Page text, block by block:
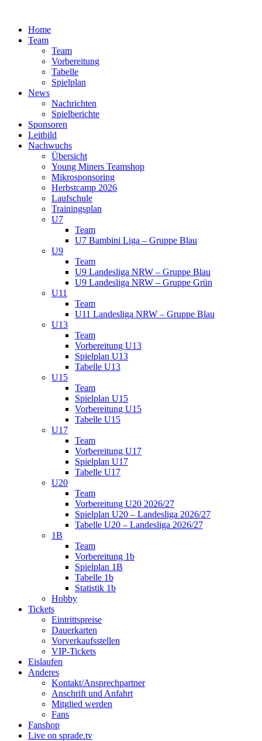
springenHome
Team
Team
Vorbereitung
Tabelle
Spielplan
News
Nachrichten
Spielberichte
Sponsoren
Leitbild
Nachwuchs
Übersicht
Young Miners Teamshop
Mikrosponsoring
Herbstcamp 2026
Laufschule
Trainingsplan
U7
Team
U7 Bambini Liga – Gruppe Blau
U9
Team
U9 Landesliga NRW – Gruppe Blau
U9 Landesliga NRW – Gruppe Grün
U11
Team
U11 Landesliga NRW – Gruppe Blau
U13
Team
Vorbereitung U13
Spielplan U13
Tabelle U13
U15
Team
Spielplan U15
Vorbereitung U15
Tabelle U15
U17
Team
Vorbereitung U17
Spielplan U17
Tabelle U17
U20
Team
Vorbereitung U20 2026/27
Spielplan U20 – Landesliga 2026/27
Tabelle U20 – Landesliga 2026/27
1B
Team
Vorbereitung 1b
Spielplan 1B
Tabelle 1b
Statistik 1b
Hobby
Tickets
Eintrittspreise
Dauerkarten
Vorverkaufsstellen
VIP-Tickets
Eislaufen
Anderes
Kontakt/Ansprechpartner
Anschrift und Anfahrt
Mitglied werden
Fans
Fanshop
Live on sprade.tv